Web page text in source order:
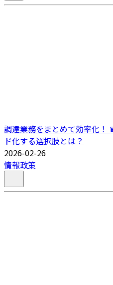
調達業務をまとめて効率化！
ド化する選択肢とは？
2026-02-26
情報政策